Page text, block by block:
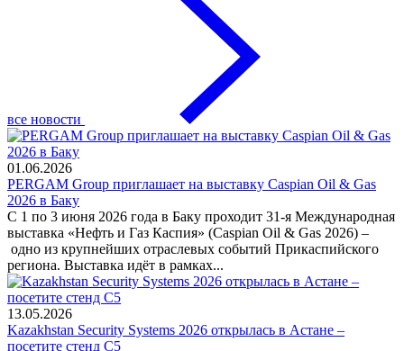
все новости
01.06.2026
PERGAM Group приглашает на выставку Caspian Oil & Gas
2026 в Баку
С 1 по 3 июня 2026 года в Баку проходит 31-я Международная
выставка «Нефть и Газ Каспия» (Caspian Oil & Gas 2026) –
одно из крупнейших отраслевых событий Прикаспийского
региона. Выставка идёт в рамках...
13.05.2026
Kazakhstan Security Systems 2026 открылась в Астане –
посетите стенд C5